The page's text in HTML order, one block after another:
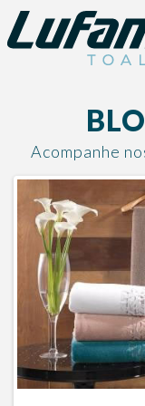
Acompanhe